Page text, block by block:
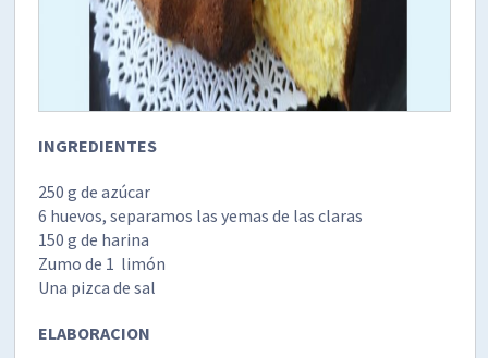
INGREDIENTES
250 g de azúcar
6 huevos, separamos las yemas de las claras
150 g de harina
Zumo de 1 limón
Una pizca de sal
ELABORACION